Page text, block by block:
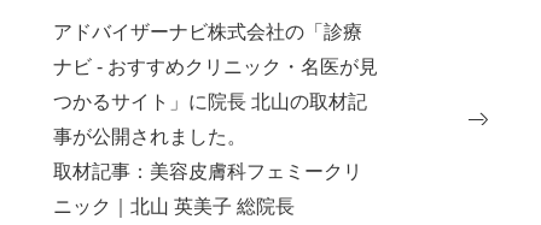
アドバイザーナビ株式会社の「診療
ナビ - おすすめクリニック・名医が見
つかるサイト」に院長 北山の取材記
事が公開されました。
取材記事：美容皮膚科フェミークリ
ニック｜北山 英美子 総院長